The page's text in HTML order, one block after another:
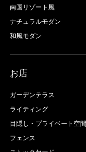
南国リゾート風
ナチュラルモダン
和風モダン
お店
ガーデンテラス
ライティング
目隠し・プライベート空間
フェンス